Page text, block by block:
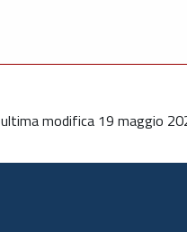
ultima modifica 19 maggio